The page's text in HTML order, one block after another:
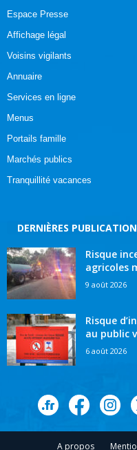
Espace Presse
Affichage légal
Voisins vigilants
Annuaire
Services en ligne
Menus
Portails famille
Marchés publics
Tranquillité vacances
DERNIÈRES
Risque
agricoles
9 août 2026
Risque
au public
6 août 2026
A propos